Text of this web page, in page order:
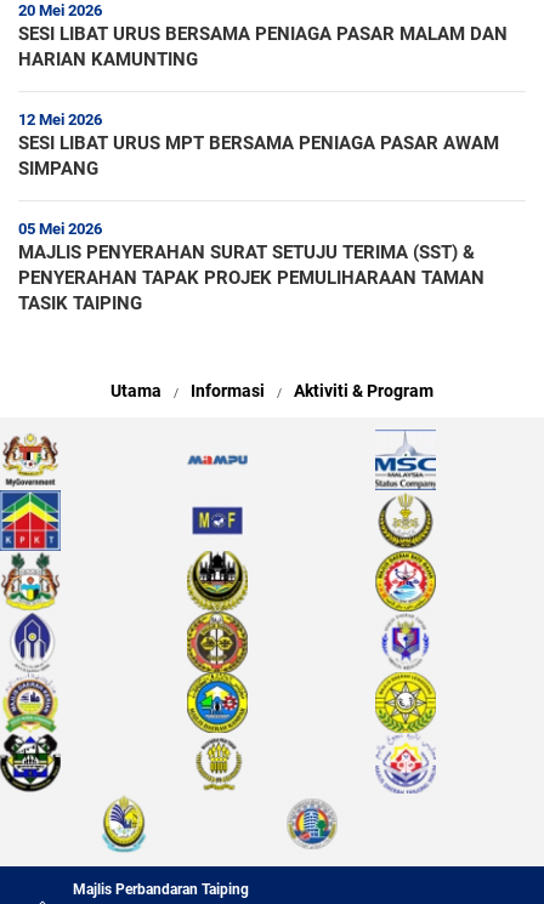
20 Mei 2026
SESI LIBAT URUS BERSAMA PENIAGA PASAR MALAM DAN
HARIAN KAMUNTING
12 Mei 2026
SESI LIBAT URUS MPT BERSAMA PENIAGA PASAR AWAM
SIMPANG
05 Mei 2026
MAJLIS PENYERAHAN SURAT SETUJU TERIMA (SST) &
PENYERAHAN TAPAK PROJEK PEMULIHARAAN TAMAN
TASIK TAIPING
Utama Informasi Aktiviti & Program
Majlis Perbandaran Taiping